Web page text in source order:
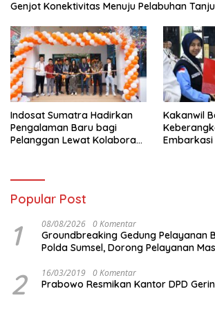
Genjot Konektivitas Menuju Pelabuhan
Indosat Sumatra Hadirkan
Pengalaman Baru bagi
Pelanggan Lewat Kolaborasi
Kakanwil
Popular Post
1 08/08/2026 0 Komentar
Groundbreaking Gedung Pelayanan
Polda Sumsel, Dorong Pelayanan
2 16/03/2019 0 Komentar
Prabowo Resmikan Kantor DPD